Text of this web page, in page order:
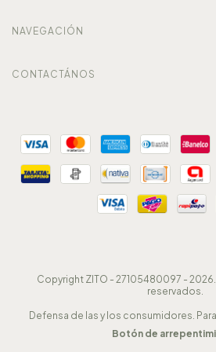
NAVEGACIÓN
CONTACTÁNOS
Copyright ZITO - 27105480097 -
reservados.
Defensa de las y los consumidores.
Botón de